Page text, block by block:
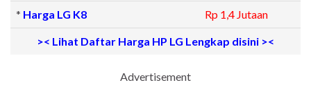
* Harga LG K8 Rp 1,4 Jutaan
>< Lihat Daftar Harga HP LG Lengkap disini ><
Advertisement